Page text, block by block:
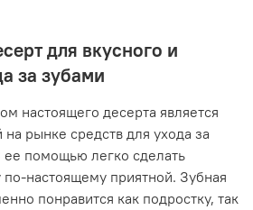
для вкусного и
за зубами
настоящего десерта является
рынке средств для ухода за
помощью легко сделать
настоящему приятной. Зубная
понравится как подростку, так